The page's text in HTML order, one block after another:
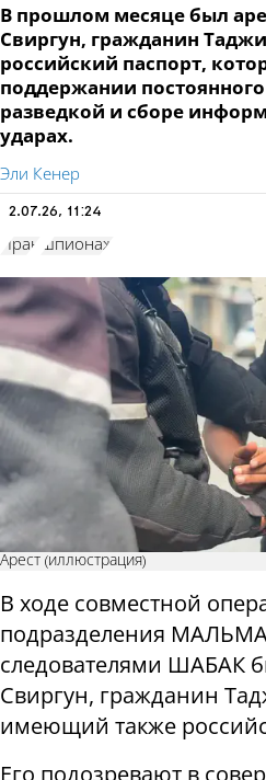
В прошлом месяце был
Свиргун, гражданин
российский паспорт,
поддержании
разведкой и сборе
ударах.
Эли Кенер
2.07.26, 11:24
Иран шпионаж
Арест (иллюстрация)
В ходе совместной
подразделения
следователями ШАБАК
Свиргун, гражданин
имеющий также